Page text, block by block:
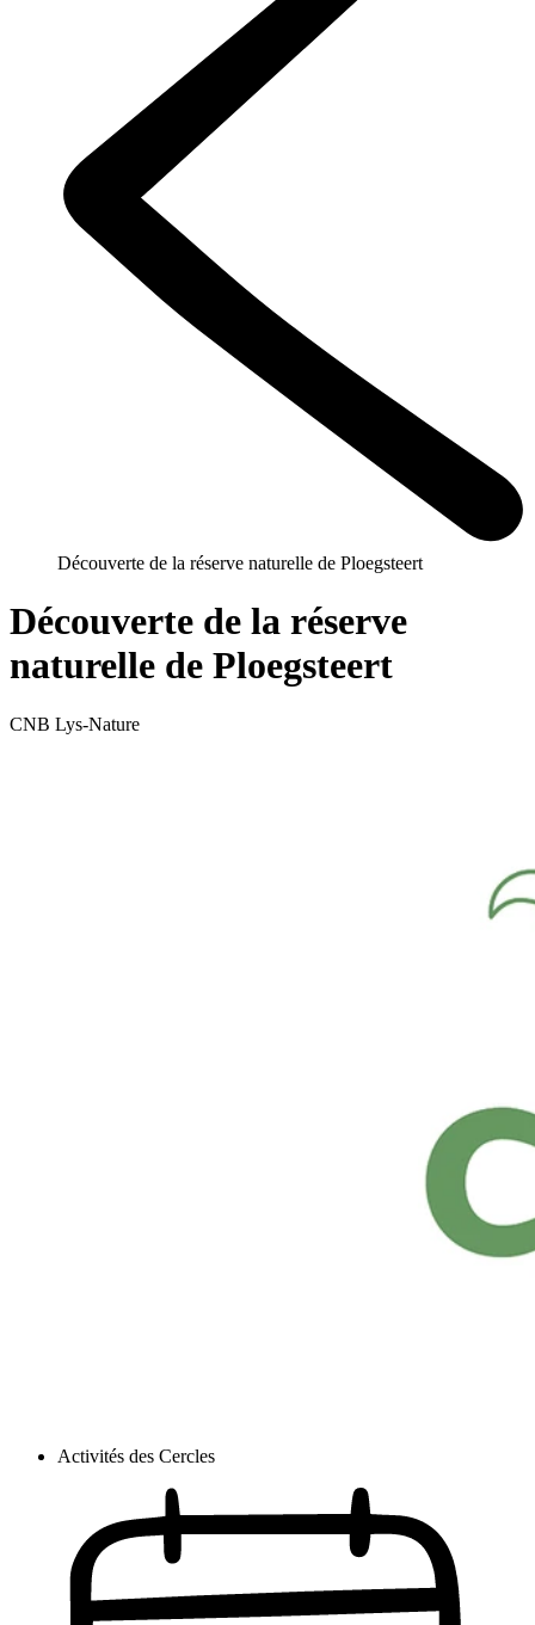
Découverte de la réserve naturelle de Ploegsteert
Découverte de la réserve
naturelle de Ploegsteert
CNB Lys-Nature
Activités des Cercles